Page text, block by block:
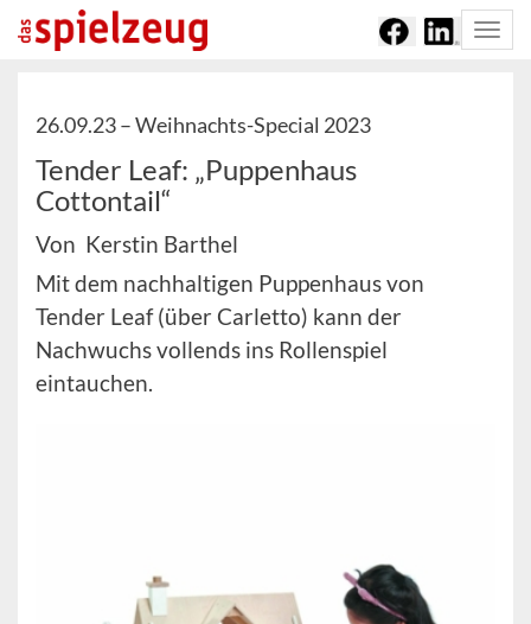
26.09.23 –Weihnachts-Special 2023
Tender Leaf: „Puppenhaus
Cottontail“
Von Kerstin Barthel
Mit dem nachhaltigen Puppenhaus von
Tender Leaf (über Carletto) kann der
Nachwuchs vollends ins Rollenspiel
eintauchen.